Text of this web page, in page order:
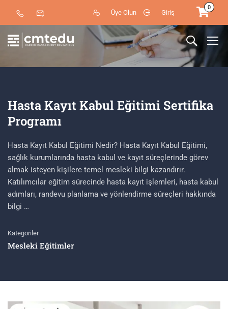
Üye Olun Giriş
0
Hasta Kayıt Kabul Eğitimi Sertifika
Programı
Hasta Kayıt Kabul Eğitimi Nedir? Hasta Kayıt Kabul Eğitimi,
sağlık kurumlarında hasta kabul ve kayıt süreçlerinde görev
almak isteyen kişilere temel mesleki bilgi kazandırır.
Katılımcılar eğitim sürecinde hasta kayıt işlemleri, hasta kabul
adımları, randevu planlama ve yönlendirme süreçleri hakkında
bilgi …
Kategoriler
Mesleki Eğitimler